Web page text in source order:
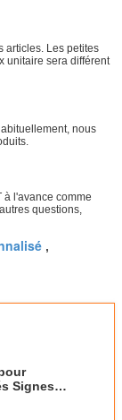
articles. Les petites
unitaire sera différent
nous
à l'avance comme
questions,
,
Signes